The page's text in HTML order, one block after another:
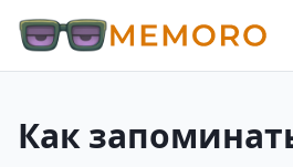
Как